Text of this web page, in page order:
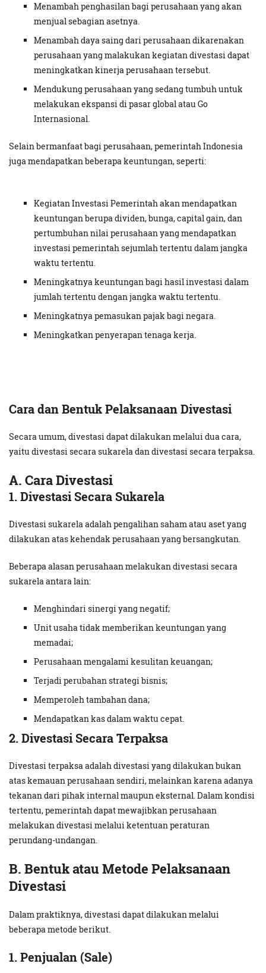
Menambah penghasilan bagi perusahaan yang akan
menjual sebagian asetnya.
Menambah daya saing dari perusahaan dikarenakan
perusahaan yang malakukan kegiatan divestasi dapat
meningkatkan kinerja perusahaan tersebut.
Mendukung perusahaan yang sedang tumbuh untuk
melakukan ekspansi di pasar global atau Go
Internasional.
Selain bermanfaat bagi perusahaan, pemerintah Indonesia
juga mendapatkan beberapa keuntungan, seperti:
Kegiatan Investasi Pemerintah akan mendapatkan
keuntungan berupa dividen, bunga, capital gain, dan
pertumbuhan nilai perusahaan yang mendapatkan
investasi pemerintah sejumlah tertentu dalam jangka
waktu tertentu.
Meningkatnya keuntungan bagi hasil investasi dalam
jumlah tertentu dengan jangka waktu tertentu.
Meningkatnya pemasukan pajak bagi negara.
Meningkatkan penyerapan tenaga kerja.
Cara dan Bentuk Pelaksanaan Divestasi
Secara umum, divestasi dapat dilakukan melalui dua cara,
yaitu divestasi secara sukarela dan divestasi secara terpaksa.
A. Cara Divestasi
1. Divestasi Secara Sukarela
Divestasi sukarela adalah pengalihan saham atau aset yang
dilakukan atas kehendak perusahaan yang bersangkutan.
Beberapa alasan perusahaan melakukan divestasi secara
sukarela antara lain:
Menghindari sinergi yang negatif;
Unit usaha tidak memberikan keuntungan yang
memadai;
Perusahaan mengalami kesulitan keuangan;
Terjadi perubahan strategi bisnis;
Memperoleh tambahan dana;
Mendapatkan kas dalam waktu cepat.
2. Divestasi Secara Terpaksa
Divestasi terpaksa adalah divestasi yang dilakukan bukan
atas kemauan perusahaan sendiri, melainkan karena adanya
tekanan dari pihak internal maupun eksternal. Dalam kondisi
tertentu, pemerintah dapat mewajibkan perusahaan
melakukan divestasi melalui ketentuan peraturan
perundang-undangan.
B. Bentuk atau Metode Pelaksanaan
Divestasi
Dalam praktiknya, divestasi dapat dilakukan melalui
beberapa metode berikut.
1. Penjualan (Sale)